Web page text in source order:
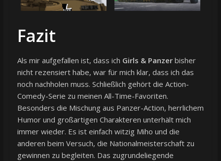
Fazit
Als mir aufgefallen ist, dass ich Girls & Panzerbisher
nicht rezensiert habe, war für mich klar, dass ich das
noch nachholen muss. Schließlich gehört die Action-
Comedy-Serie zu meinen All-Time-Favoriten.
Besonders die Mischung aus Panzer-Action, herrlichem
Humor und großartigen Charakteren unterhält mich
immer wieder. Es ist einfach witzig Miho und die
anderen beim Versuch, die Nationalmeisterschaft zu
gewinnen zu begleiten. Das zugrundeliegende